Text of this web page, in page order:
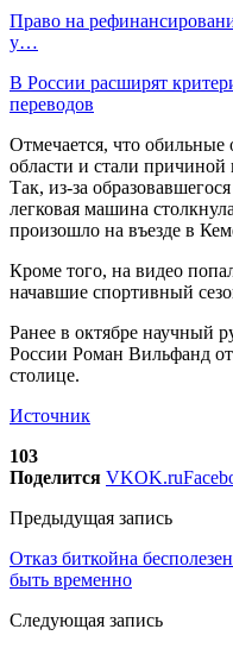
Право на
у…
В России расширят
переводов
Отмечается, что
области и стали
Так, из-за
легковая машина
произошло на въезде в
Кроме того, на видео
начавшие спортивный
Ранее в октябре научный
России Роман Вильфанд
столице.
Источник
103
Поделится VKOK.ru
Предыдущая запись
Отказ биткойна
быть временно
Следующая запись